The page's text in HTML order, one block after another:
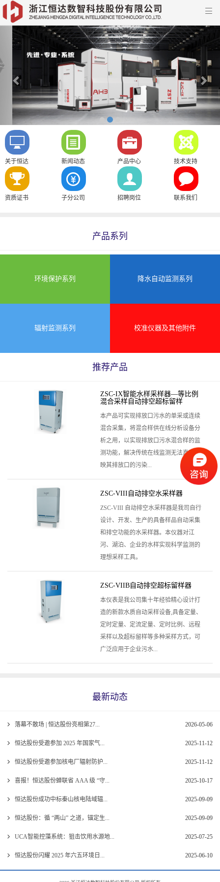

Previous
关于恒达 新闻动态 产品中心 技术支持
资质证书 子分公司 招聘岗位 联系我们
产品系列
环境保护系列 降水自动监测系列
辐射监测系列 校准仪器及其他附件
推荐产品
ZSC-IX智能水样采样器—等比例
混合采样自动排空超标留样
本产品可实现排放口污水的单采或连续
混合采集，将混合样供在线分析设备分
析之用，以实现排放口污水混合样的监
测功能，解决传统在线监测无法真实反
映其排放口的污染...
ZSC-VIII自动排空水采样器
ZSC-VIII 自动排空水采样器是我司自行
设计、开发、生产的具备样品自动采集
和排空功能的水采样器。本仪器对江
河、湖泊、企业的水样实现科学监测的
理想采样工具。
ZSC-VIIB自动排空超标留样器
本仪表是我公司集十年经验精心设计打
造的新款水质自动采样设备,具备定量、
定时定量、定流定量、定时比例、远程
采样以及超标留样等多种采样方式，可
广泛应用于企业污水...
最新动态
落幕不散场 | 恒达股份亮相第27... 2026-05-06
恒达股份受邀参加 2025 年国家气... 2025-11-12
恒达股份受邀参加核电厂辐射防护... 2025-11-12
喜报！恒达股份蝉联省 AAA 级 “守... 2025-10-17
恒达股份成功中标秦山核电陆域辐... 2025-09-09
恒达股份：循 “两山” 之道，锚定生... 2025-09-09
UCA智能控藻系统：狙击饮用水源地... 2025-07-25
恒达股份闪耀 2025 年六五环境日... 2025-06-10